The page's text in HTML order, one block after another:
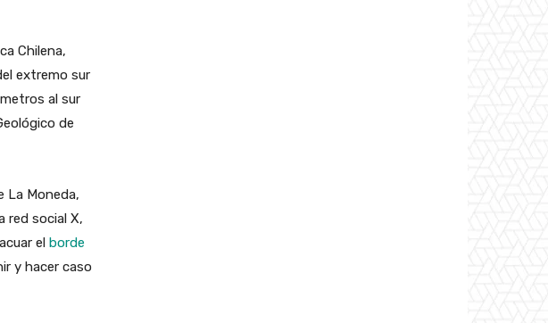
Chilena,
extremo sur
al sur
de
La Moneda,
red social X,
el borde
y hacer caso